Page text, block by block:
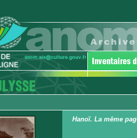
Hanoï. La même